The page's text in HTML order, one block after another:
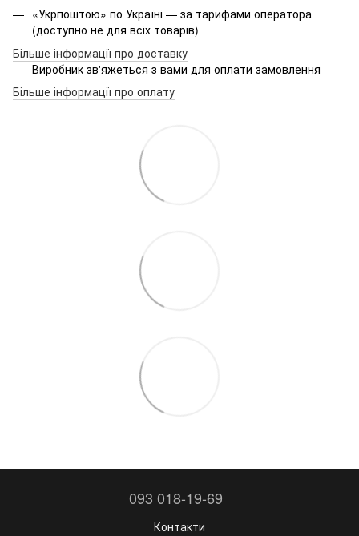
«Укрпоштою» по Україні — за тарифами оператора
(доступно не для всіх товарів)
Більше інформації про доставку
Виробник зв'яжеться з вами для оплати замовлення
Більше інформації про оплату
093 018-19-69
Контакти